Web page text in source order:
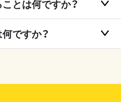
とは何ですか？
ですか？